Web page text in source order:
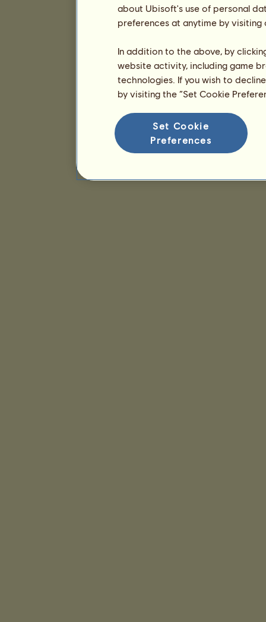
about Ubisoft's use of personal
preferences at anytime by
In addition to the above, by
website activity, including game
technologies. If you wish to
by visiting the “Set Cookie
Set Cookie
Preferences